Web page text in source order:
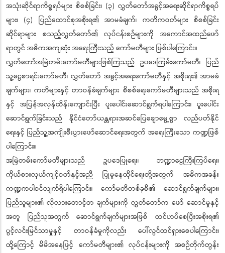
အသုံးဆိုင်ရာကိစ္စရပ်များ စိစစ်ခြင်း၊ (၃) လွှတ်တော်အခွင့်အရေးဆိုင်ရာကိစ္စရပ်
များ၊ (၄) ပြည်ထောင်စုအစိုးရ၏ အာမခံချက်၊ ကတိကဝတ်များ စိစစ်ခြင်း
ဆိုင်ရာများ စသည့်လွှတ်တော်၏ လုပ်ငန်းစဉ်များကို အကောင်အထည်ဖော်
ရာတွင် အဓိကအကျဆုံး အရေးကြီးသည့် ကော်မတီများ ဖြစ်ပါကြောင်း။
လွှတ်တော်အမြဲတမ်းကော်မတီများဖြစ်ကြသည့် ဥပဒေကြမ်းကော်မတီ၊ ပြည်
သူ့ငွေစာရင်းကော်မတီ၊ လွှတ်တော် အခွင့်အရေးကော်မတီနှင့် အစိုးရ၏ အာမခံ
ချက်များ၊ ကတိများနှင့် တာဝန်ခံချက်များ စိစစ်ရေးကော်မတီများသည် အစိုးရ
နှင့် အပြန်အလှန်ထိန်းကျောင်းပြီး ပူးပေါင်းဆောင်ရွက်ရပါကြောင်း၊ ပူးပေါင်း
ဆောင်ရွက်ခြင်းသည် နိုင်ငံတော်ယန္တရားအဆင်ပြေချောမွေ့စွာ လည်ပတ်နိုင်
ရေးနှင့် ပြည်သူ့အကျိုးစီးပွားဖော်ဆောင်ရေးအတွက် အရေးကြီးသော ကဏ္ဍဖြစ်
ပါကြောင်း။
အမြဲတမ်းကော်မတီများသည် ဥပဒေပြုရေး၊ ဘဏ္ဍာငွေကြီးကြပ်ရေး၊
ကိုယ်စားလှယ်ကျင့်ဝတ်နှင့်အညီ ပြုမူနေထိုင်ရေးတို့အတွက် အဓိကအခန်း
ကဏ္ဍကပါဝင်လျက်ရှိပါကြောင်း၊ ကော်မတီတစ်ခုစီ၏ ဆောင်ရွက်ချက်များ၊
ပြည်သူများ၏ လိုလားတောင့်တ ချက်များကို လွှတ်တော်က ဖော် ဆောင်မှုနှင့်
အတူ ပြည်သူအတွက် ဆောင်ရွက်ချက်များအဖြစ် ထင်ဟပ်စေပြီးအစိုးရ၏
ပွင့်လင်းမြင်သာမှုနှင့် တာဝန်ခံမှုကိုလည်း ပေါ်လွင်ထင်ရှားစေပါကြောင်း၊
ထို့ကြောင့် မိမိအနေဖြင့် ကော်မတီများ၏ လုပ်ငန်းများကို အစဉ်တိုက်တွန်း